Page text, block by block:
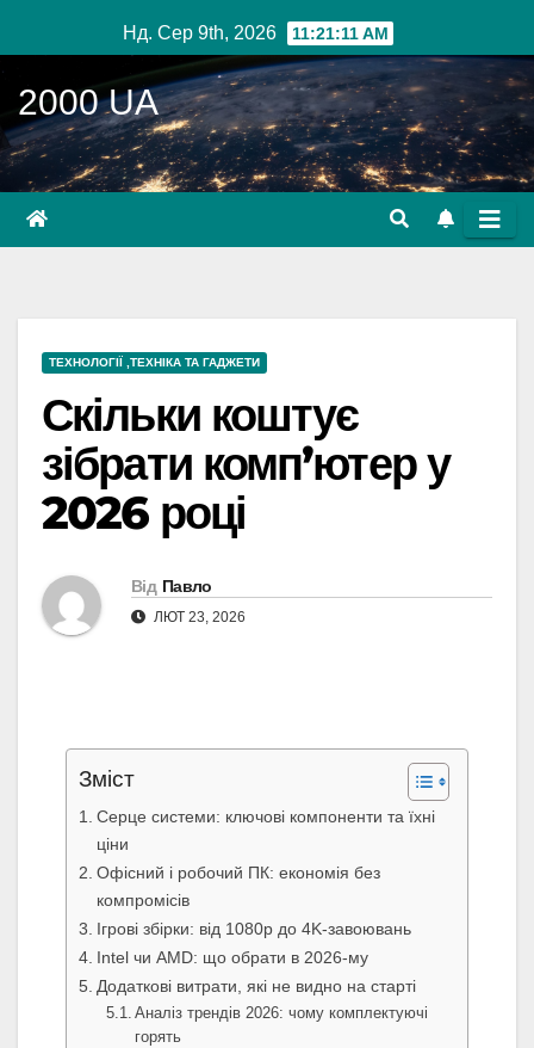
до
вмісту
Нд. Сер 9th, 2026 11:21:13 AM
2000 UA
ТЕХНОЛОГІЇ ,ТЕХНІКА ТА ГАДЖЕТИ
Скільки коштує
зібрати комп’ютер у
2026 році
Від Павло
ЛЮТ 23, 2026
Зміст
Серце системи: ключові компоненти та їхні
ціни
Офісний і робочий ПК: економія без
компромісів
Ігрові збірки: від 1080p до 4K-завоювань
Intel чи AMD: що обрати в 2026-му
Додаткові витрати, які не видно на старті
Аналіз трендів 2026: чому комплектуючі
горять